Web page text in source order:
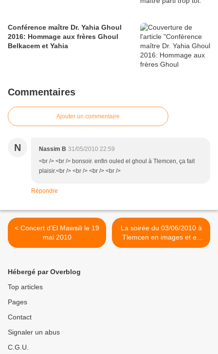
Conférence maître Dr. Yahia Ghoul
2016: Hommage aux frères Ghoul
Belkacem et Yahia
Commentaires
Ajouter un commentaire
N Nassim B 31/05/2010 22:59
<br /> <br /> bonsoir. enfin ouled el ghoul à Tlemcen, ça fait
plaisir.<br /> <br /> <br /> <br />
Répondre
< Concert d'El Mawsili le 19
mai 2010
La soirée du 03/06/2010 à
Tlemcen en images et en
vidéos >
Hébergé par Overblog
Top articles
Pages
Contact
Signaler un abus
C.G.U.